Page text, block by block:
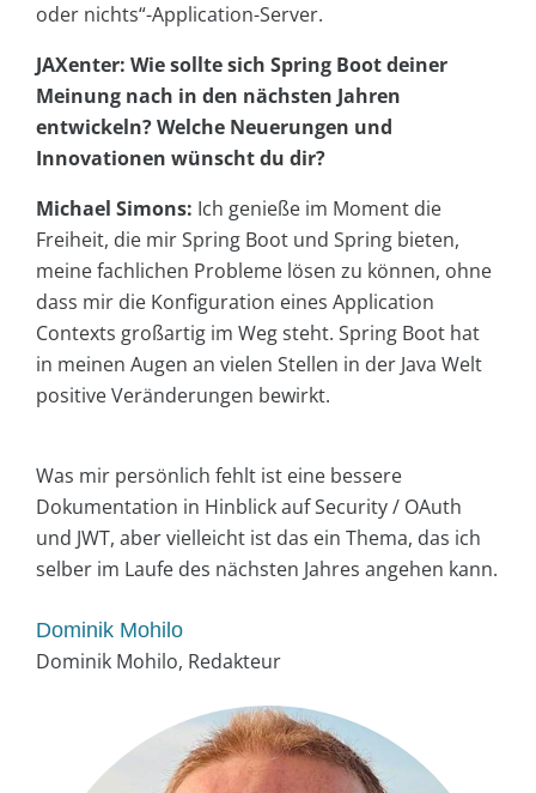
oder nichts“-Application-Server.
JAXenter: Wie sollte sich Spring Boot deiner
Meinung nach in den nächsten Jahren
entwickeln? Welche Neuerungen und
Innovationen wünscht du dir?
Michael Simons: Ich genieße im Moment die
Freiheit, die mir Spring Boot und Spring bieten,
meine fachlichen Probleme lösen zu können, ohne
dass mir die Konfiguration eines Application
Contexts großartig im Weg steht. Spring Boot hat
in meinen Augen an vielen Stellen in der Java Welt
positive Veränderungen bewirkt.
Was mir persönlich fehlt ist eine bessere
Dokumentation in Hinblick auf Security / OAuth
und JWT, aber vielleicht ist das ein Thema, das ich
selber im Laufe des nächsten Jahres angehen kann.
Dominik Mohilo
Dominik Mohilo, Redakteur